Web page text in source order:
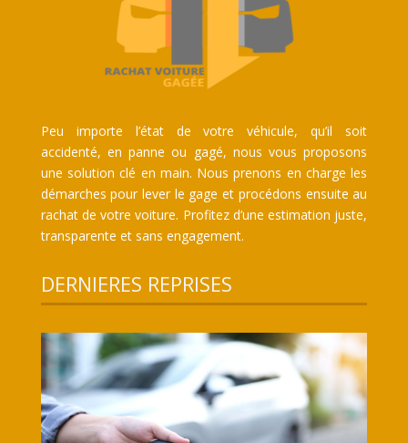
Peu importe l’état de votre véhicule, qu’il soit
accidenté, en panne ou gagé, nous vous proposons
une solution clé en main. Nous prenons en charge les
démarches pour lever le gage et procédons ensuite au
rachat de votre voiture. Profitez d’une estimation juste,
transparente et sans engagement.
DERNIERES REPRISES